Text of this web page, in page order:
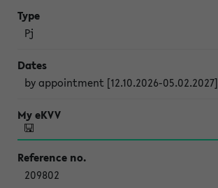
Pj
by appointment [12.10.2026-05.02.2027]
209802